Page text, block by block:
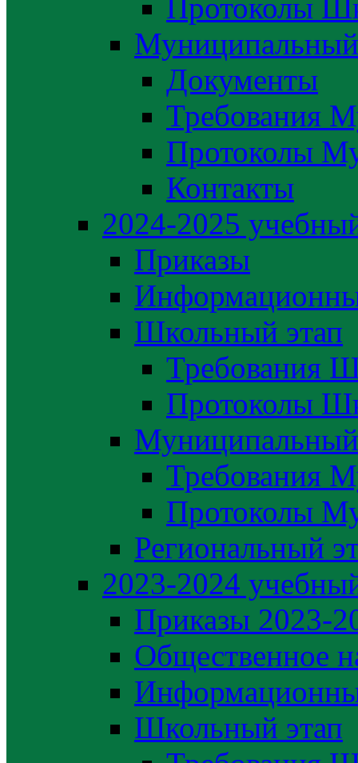
Протоколы
Муниципальный
Документы
Требования
Протоколы
Контакты
2024-2025
Приказы
Школьный этап
Требования
Протоколы
Муниципальный
Требования
Протоколы
Региональный
2023-2024
Приказы 2023-
Общественное
Школьный этап